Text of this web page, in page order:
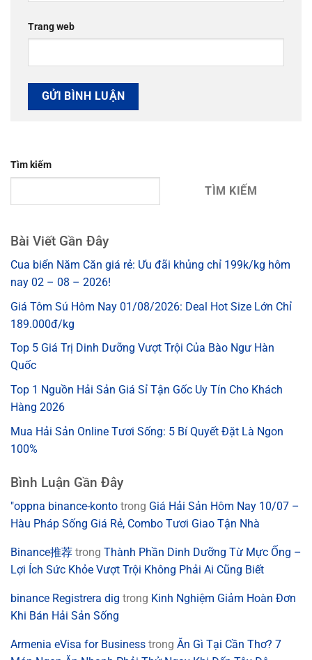
Trang web
Tìm kiếm
TÌM KIẾM
Bài Viết Gần Đây
Cua biển Năm Căn giá rẻ: Ưu đãi khủng chỉ 199k/kg hôm
nay 02 – 08 – 2026!
Giá Tôm Sú Hôm Nay 01/08/2026: Deal Hot Size Lớn Chỉ
189.000đ/kg
Top 5 Giá Trị Dinh Dưỡng Vượt Trội Của Bào Ngư Hàn
Quốc
Top 1 Nguồn Hải Sản Giá Sỉ Tận Gốc Uy Tín Cho Khách
Hàng 2026
Mua Hải Sản Online Tươi Sống: 5 Bí Quyết Đặt Là Ngon
100%
Bình Luận Gần Đây
"oppna binance-konto trong Giá Hải Sản Hôm Nay 10/07 –
Hàu Pháp Sống Giá Rẻ, Combo Tươi Giao Tận Nhà
Binance推荐 trong Thành Phần Dinh Dưỡng Từ Mực Ống –
Lợi Ích Sức Khỏe Vượt Trội Không Phải Ai Cũng Biết
binance Registrera dig trong Kinh Nghiệm Giảm Hoàn Đơn
Khi Bán Hải Sản Sống
Armenia eVisa for Business trong Ăn Gì Tại Cần Thơ? 7